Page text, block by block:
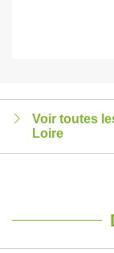
Voir toutes
Loire